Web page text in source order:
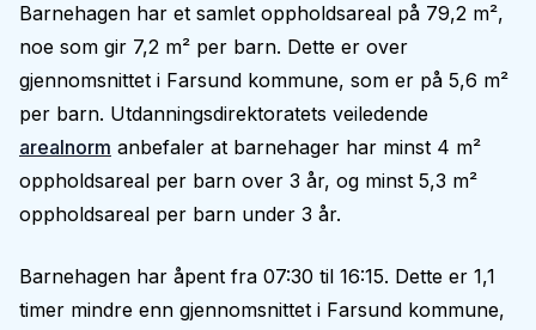
Barnehagen har et samlet oppholdsareal på 79,2 m²,
noe som gir 7,2 m² per barn. Dette er over
gjennomsnittet i Farsund kommune, som er på 5,6 m²
per barn. Utdanningsdirektoratets veiledende
arealnorm anbefaler at barnehager har minst 4 m²
oppholdsareal per barn over 3 år, og minst 5,3 m²
oppholdsareal per barn under 3 år.
Barnehagen har åpent fra 07:30 til 16:15. Dette er 1,1
timer mindre enn gjennomsnittet i Farsund kommune,